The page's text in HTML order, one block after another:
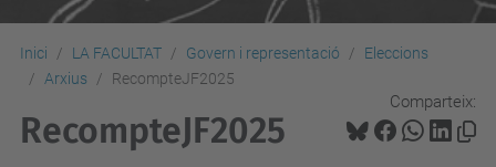
Inici LA FACULTAT Govern i representació
Eleccions
Arxius
RecompteJF2025
Comparteix:
RecompteJF2025